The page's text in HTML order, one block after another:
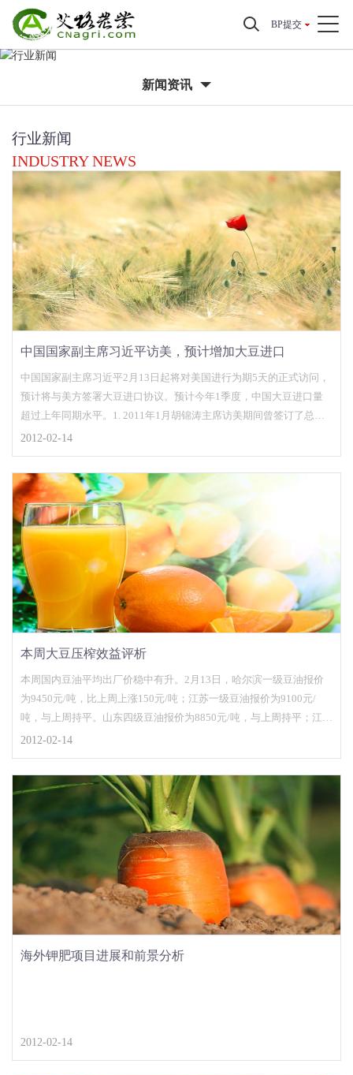
BP提交
新闻资讯
行业新闻
INDUSTRY NEWS
中国国家副主席习近平访美，预计增加大豆进口
中国国家副主席习近平2月13日起将对美国进行为期5天的正式访问，
预计将与美方签署大豆进口协议。预计今年1季度，中国大豆进口量
超过上年同期水平。1. 2011年1月胡锦涛主席访美期间曾签订了总量
为1150万吨的大豆采购协议，
2012-02-14
本周大豆压榨效益评析
本周国内豆油平均出厂价稳中有升。2月13日，哈尔滨一级豆油报价
为9450元/吨，比上周上涨150元/吨；江苏一级豆油报价为9100元/
吨，与上周持平。山东四级豆油报价为8850元/吨，与上周持平；江苏
四级豆油报价为8900元/吨，与上周持平；
2012-02-14
海外钾肥项目进展和前景分析
2012-02-14